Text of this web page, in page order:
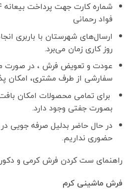
فواد رحمانی
روز کاری زمان می‌برد.
عودت و تعویض فرش ، در صورت
سفارشی از طرف مشتری، امکان
برای تمامی محصولات امکان
بصورت جفتی وجود دارد.
در حال حاضر بدلیل صرفه جویی در
حضوری نداریم.
راهنمای ست کردن فرش کرمی و
فرش ماشینی کرم